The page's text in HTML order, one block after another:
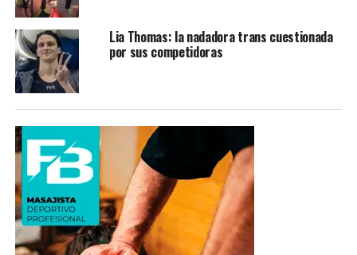
Lia Thomas: la nadadora trans cuestionada
por sus competidoras